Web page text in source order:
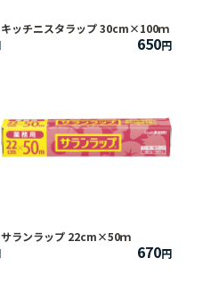
キッチニスタラップ 30cm×100ｍ
650
サランラップ 22cm×50ｍ
670